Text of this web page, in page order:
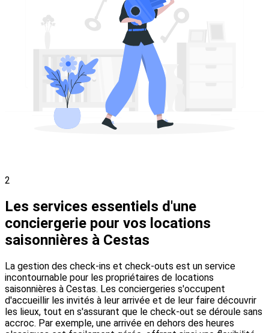
2
Les services essentiels d'une
conciergerie pour vos locations
saisonnières à Cestas
La gestion des check-ins et check-outs est un service
incontournable pour les propriétaires de locations
saisonnières à Cestas. Les conciergeries s'occupent
d'accueillir les invités à leur arrivée et de leur faire découvrir
les lieux, tout en s'assurant que le check-out se déroule sans
accroc. Par exemple, une arrivée en dehors des heures